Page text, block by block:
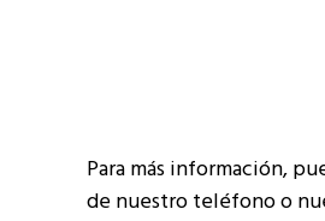
Para más información,
de nuestro teléfono o